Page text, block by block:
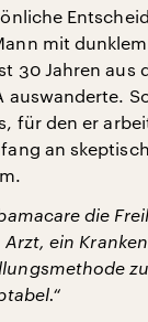
mit
30 Jahren aus
auswanderte.
für den er
an
die
ein